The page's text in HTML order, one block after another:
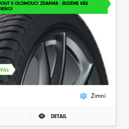
V OLOMOUCI ZDARMA - BUDEME VÁS
Zimní
DETAIL